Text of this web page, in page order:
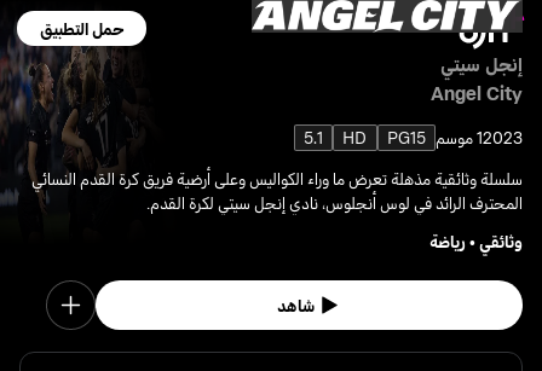
حمل التطبيق
إنجل سيتي
Angel City
20231 موسم PG15
HD
5.1
سلسلة وثائقية مذهلة تعرض ما وراء الكواليس وعلى أرضية فريق كرة القدم النسائي
المحترف الرائد في لوس أنجلوس، نادي إنجل سيتي لكرة القدم.
وثائقي•رياضة
شاهد